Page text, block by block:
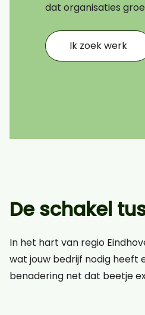
dat organisaties
Ik zoek werk
De schakel
In het hart van regio
wat jouw bedrijf nodig heeft
benadering net dat beetje